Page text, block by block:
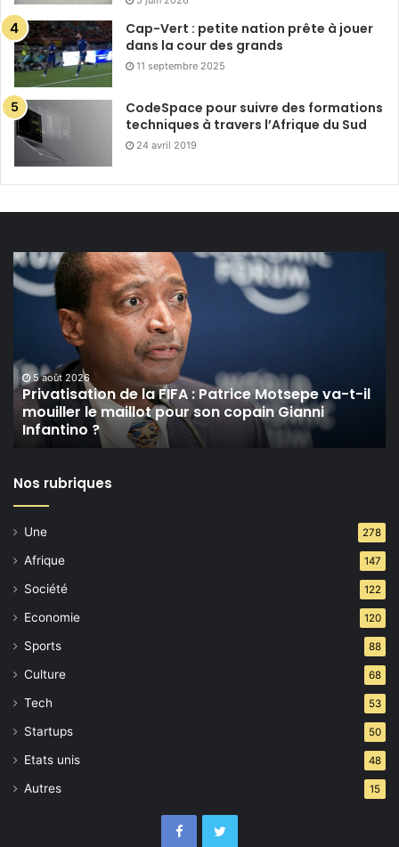
Cap-Vert : petite nation prête à jouer
dans la cour des grands
11 septembre 2025
CodeSpace pour suivre des formations
techniques à travers l’Afrique du Sud
24 avril 2019
Privatisation
de
va-
t-
mouiller
pour
son
Gianni
Infantino ?
5 août 2026
Privatisation de la FIFA : Patrice Motsepe va-t-il
mouiller le maillot pour son copain Gianni
Infantino ?
Nos rubriques
Une 278
Afrique 147
Société 122
Economie 120
Sports 88
Culture 68
Tech 53
Startups 50
Etats unis 48
Autres 15